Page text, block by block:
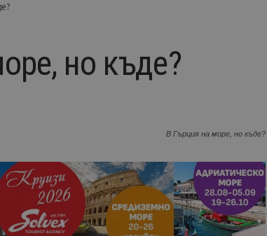
но къде?
В Гърция на море, но къде?